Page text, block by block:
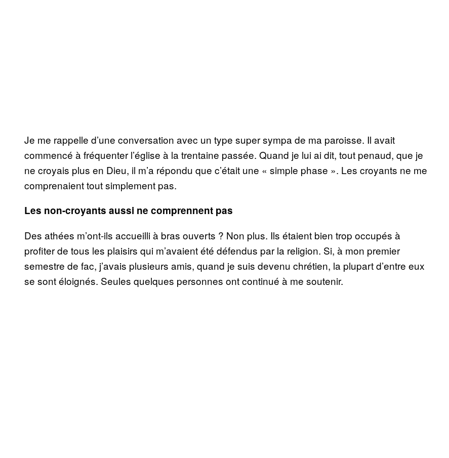
Je me rappelle d’une conversation avec un type super sympa de ma paroisse. Il avait
commencé à fréquenter l’église à la trentaine passée. Quand je lui ai dit, tout penaud, que je
ne croyais plus en Dieu, il m’a répondu que c’était une « simple phase ». Les croyants ne me
comprenaient tout simplement pas.
Les non-croyants aussi ne comprennent pas
Des athées m’ont-ils accueilli à bras ouverts ? Non plus. Ils étaient bien trop occupés à
profiter de tous les plaisirs qui m’avaient été défendus par la religion. Si, à mon premier
semestre de fac, j’avais plusieurs amis, quand je suis devenu chrétien, la plupart d’entre eux
se sont éloignés. Seules quelques personnes ont continué à me soutenir.